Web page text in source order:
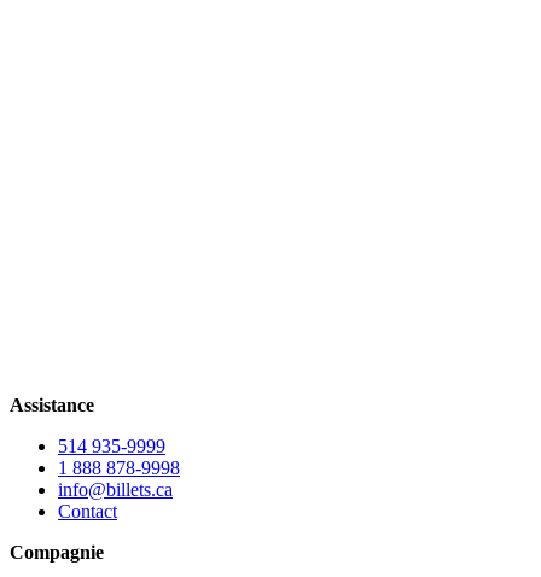
Assistance
514 935-9999
1 888 878-9998
info@billets.ca
Contact
Compagnie